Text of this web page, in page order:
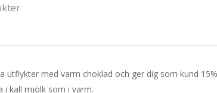
utflykter med varm choklad och ger dig som kund
i kall mjölk som i varm.